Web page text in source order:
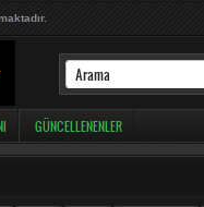
GÜNCELLENENLER